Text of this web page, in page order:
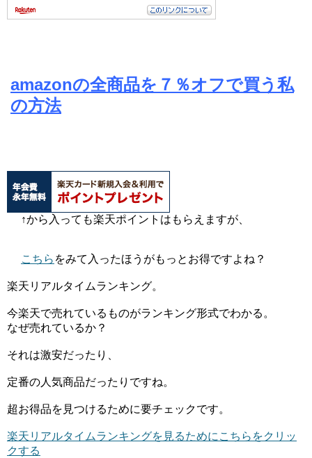
amazonの全商品を７％オフで買う私
の方法
↑から入っても楽天ポイントはもらえますが、
こちら をみて入ったほうがもっとお得ですよね？
楽天リアルタイムランキング。
今楽天で売れているものがランキング形式でわかる。
なぜ売れているか？
それは激安だったり、
定番の人気商品だったりですね。
超お得品を見つけるために要チェックです。
楽天リアルタイムランキングを見るためにこちらをクリッ
クする